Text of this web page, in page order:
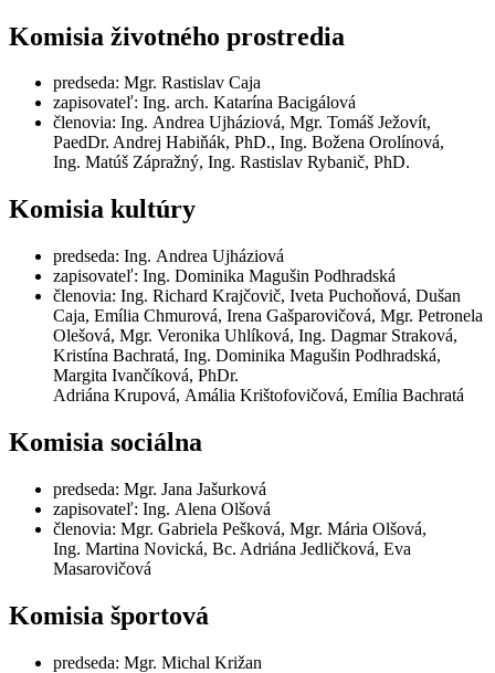
Komisia životného prostredia
predseda: Mgr. Rastislav Caja
zapisovateľ: Ing. arch. Katarína Bacigálová
členovia: Ing. Andrea Ujháziová, Mgr. Tomáš Ježovít,
PaedDr. Andrej Habiňák, PhD., Ing. Božena Orolínová,
Ing. Matúš Zápražný, Ing. Rastislav Rybanič, PhD.
Komisia kultúry
predseda: Ing. Andrea Ujháziová
zapisovateľ: Ing. Dominika Magušin Podhradská
členovia: Ing. Richard Krajčovič, Iveta Puchoňová, Dušan
Caja, Emília Chmurová, Irena Gašparovičová, Mgr. Petronela
Olešová, Mgr. Veronika Uhlíková, Ing. Dagmar Straková,
Kristína Bachratá, Ing. Dominika Magušin Podhradská,
Margita Ivančíková, PhDr.
Adriána Krupová, Amália Krištofovičová, Emília Bachratá
Komisia sociálna
predseda: Mgr. Jana Jašurková
zapisovateľ: Ing. Alena Olšová
členovia: Mgr. Gabriela Pešková, Mgr. Mária Olšová,
Ing. Martina Novická, Bc. Adriána Jedličková, Eva
Masarovičová
Komisia športová
predseda: Mgr. Michal Križan